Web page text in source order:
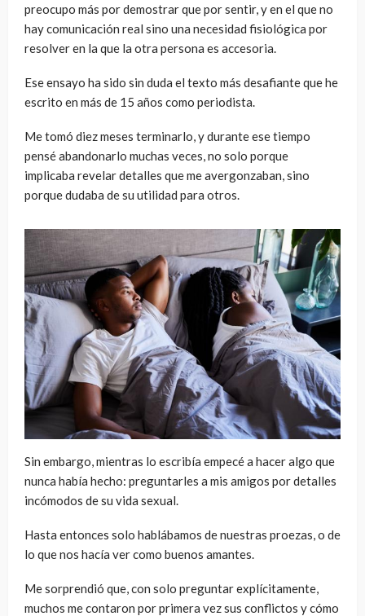
preocupo más por demostrar que por sentir, y en el que no
hay comunicación real sino una necesidad fisiológica por
resolver en la que la otra persona es accesoria.
Ese ensayo ha sido sin duda el texto más desafiante que he
escrito en más de 15 años como periodista.
Me tomó diez meses terminarlo, y durante ese tiempo
pensé abandonarlo muchas veces, no solo porque
implicaba revelar detalles que me avergonzaban, sino
porque dudaba de su utilidad para otros.
Sin embargo, mientras lo escribía empecé a hacer algo que
nunca había hecho: preguntarles a mis amigos por detalles
incómodos de su vida sexual.
Hasta entonces solo hablábamos de nuestras proezas, o de
lo que nos hacía ver como buenos amantes.
Me sorprendió que, con solo preguntar explícitamente,
muchos me contaron por primera vez sus conflictos y cómo